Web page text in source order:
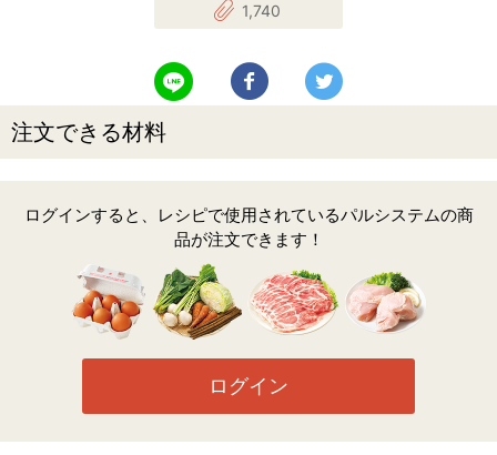
1,740
LINEで送る Facebookでシェアする
注文できる材料
ログインすると、レシピで使用されているパルシステムの商
品が注文できます！
ログイン